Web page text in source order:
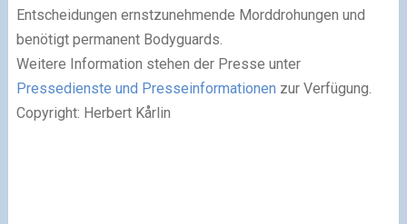
Entscheidungen ernstzunehmende Morddrohungen und
benötigt permanent Bodyguards.
Weitere Information stehen der Presse unter
Pressedienste und Presseinformationen zur Verfügung.
Copyright: Herbert Kårlin